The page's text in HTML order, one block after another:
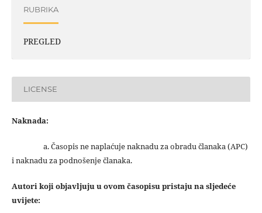
RUBRIKA
PREGLED
LICENSE
Naknada:
a. Časopis ne naplaćuje naknadu za obradu članaka (APC)
i naknadu za podnošenje članaka.
Autori koji objavljuju u ovom časopisu pristaju na sljedeće
uvijete: